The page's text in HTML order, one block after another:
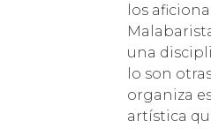
los
una
lo son
organiza
artística